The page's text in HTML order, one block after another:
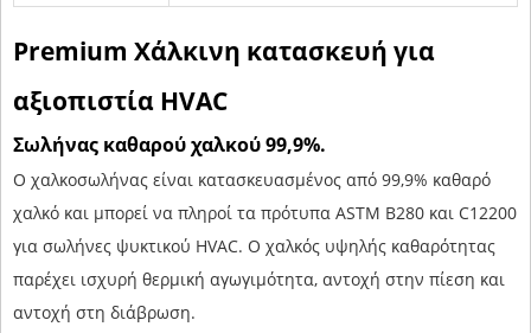
Premium Χάλκινη κατασκευή για
αξιοπιστία HVAC
Σωλήνας καθαρού χαλκού 99,9%.
Ο χαλκοσωλήνας είναι κατασκευασμένος από 99,9% καθαρό
χαλκό και μπορεί να πληροί τα πρότυπα ASTM B280 και C12200
για σωλήνες ψυκτικού HVAC. Ο χαλκός υψηλής καθαρότητας
παρέχει ισχυρή θερμική αγωγιμότητα, αντοχή στην πίεση και
αντοχή στη διάβρωση.